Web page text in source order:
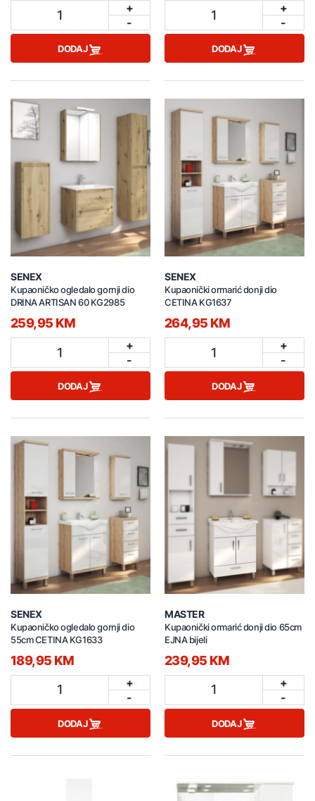
1
+
-
DODAJ
1
+
-
DODAJ
SENEX
Kupaoničko ogledalo gornji dio
DRINA ARTISAN 60 KG2985
259,95 KM
1
+
-
DODAJ
SENEX
Kupaonički ormarić donji dio
CETINA KG1637
264,95 KM
1
+
-
DODAJ
SENEX
Kupaoničko ogledalo gornji dio
55cm CETINA KG1633
189,95 KM
1
+
-
DODAJ
MASTER
Kupaonički ormarić donji dio 65cm
EJNA bijeli
239,95 KM
1
+
-
DODAJ